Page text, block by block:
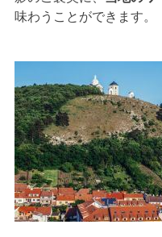
味わうことができます。